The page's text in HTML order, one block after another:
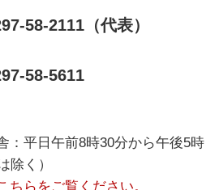
58-2111（代表）
58-5611
：平日午前8時30分から午後5時
く）
らをご覧ください。